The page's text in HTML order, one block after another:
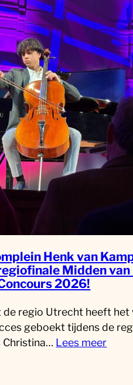
Henk van
Midden van
2026!
de regio Utrecht heeft het
geboekt tijdens de
Christina… Lees meer